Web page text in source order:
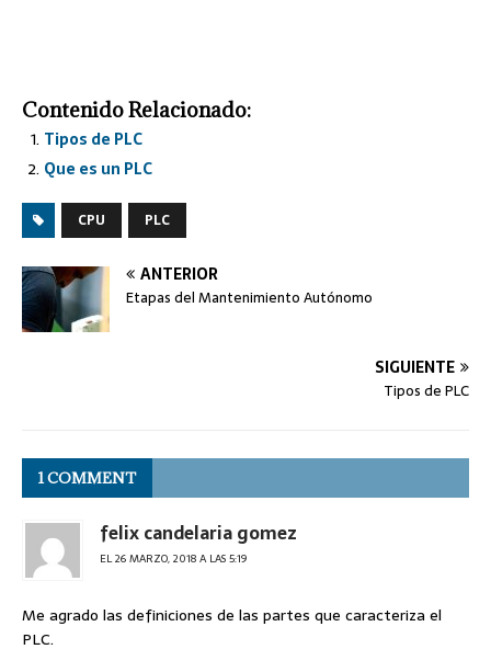
Contenido Relacionado:
Tipos de PLC
Que es un PLC
CPU PLC
ANTERIOR
Etapas del Mantenimiento Autónomo
SIGUIENTE
Tipos de PLC
1 COMMENT
felix candelaria gomez
EL 26 MARZO, 2018 A LAS 5:19
Me agrado las definiciones de las partes que caracteriza el
PLC.